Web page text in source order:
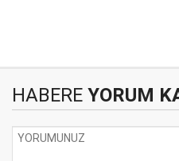
HABERE YORUM